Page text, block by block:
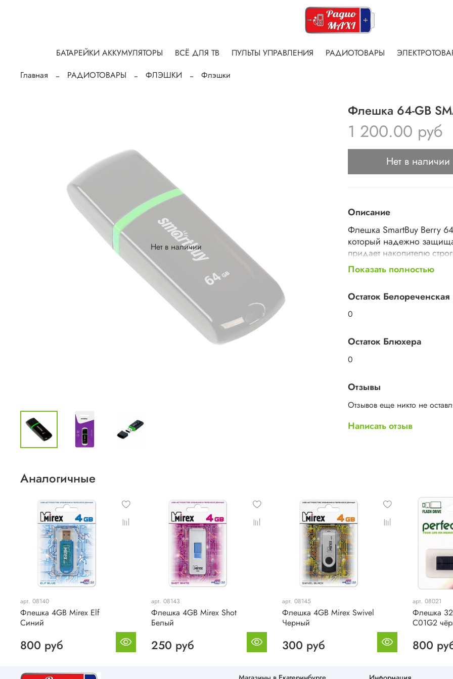
БАТАРЕЙКИ АККУМУЛЯТОРЫ ВСЁ ДЛЯ ТВ ПУЛЬТЫ УПРАВЛЕНИЯ РАДИОТОВАРЫ
Главная
РАДИОТОВАРЫ ФЛЭШКИ Флэшки
Нет в наличии
Флешка 64-GB
1 200.00 руб
Нет в наличии
Описание
Флешка SmartBuy Berry
который надежно
придает накопителю
Флешка оснащена 64 ГБ
большое количество
быструю передачу
Поддержка различных ОС
Флешка совместима с
Индикатор передачи
контролировать процесс
Флешка имеет размеры
легкой и компактной
Выбирая флешку
функциональный
работе и отдыхе.
Показать полностью
Остаток Белореченская
0
Остаток Блюхера
0
Отзывы
Отзывов еще никто не
Написать отзыв
Аналогичные
арт. 08140
Флешка 4GB Mirex Elf
Синий
800 руб
арт. 08143
Флешка 4GB Mirex Shot
Белый
250 руб
арт. 08145
Флешка 4GB Mirex Swivel
Черный
300 руб
арт. 08021
Флешка
C01G2
800